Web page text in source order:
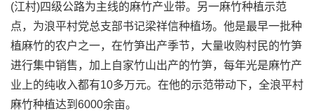
(江村)四级公路为主线的麻竹产业带。另一麻竹种植示范
点，为浪平村党总支部书记梁祥信种植场。他是最早一批种
植麻竹的农户之一，在竹笋出产季节，大量收购村民的竹笋
进行集中销售，加上自家竹山出产的竹笋，每年光是麻竹产
业上的纯收入都有10多万元。在他的示范带动下，全浪平村
麻竹种植达到6000余亩。